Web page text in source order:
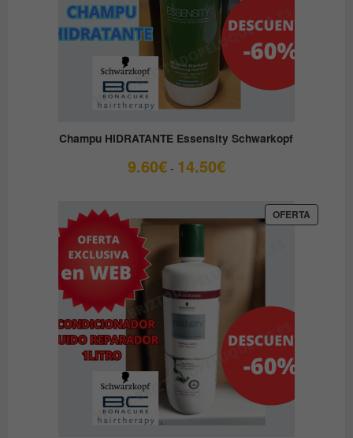
Champu HIDRATANTE Essensity Schwarkopf
9.60€ - 14.50€Rango
9.60€
OFERTA
EN